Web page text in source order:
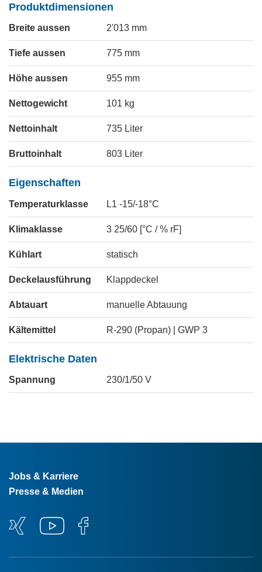
Produktdimensionen
Breite aussen 2'013 mm
Tiefe aussen 775 mm
Höhe aussen 955 mm
Nettogewicht 101 kg
Nettoinhalt 735 Liter
Bruttoinhalt 803 Liter
Eigenschaften
Temperaturklasse L1 -15/-18°C
Klimaklasse 3 25/60 [°C / % rF]
Kühlart statisch
Deckelausführung Klappdeckel
Abtauart manuelle Abtauung
Kältemittel R-290 (Propan) | GWP 3
Elektrische Daten
Spannung 230/1/50 V
Jobs & Karriere
Presse & Medien